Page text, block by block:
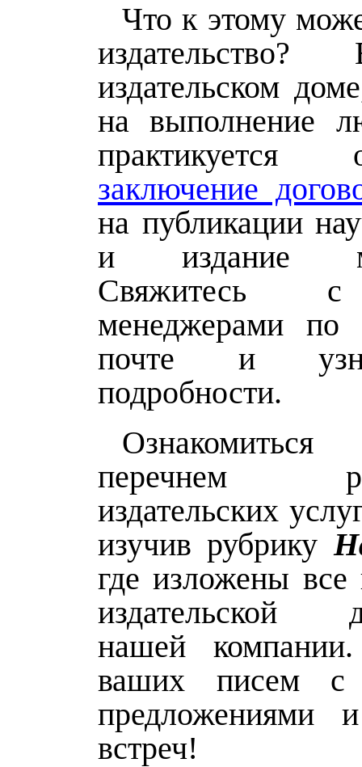
Что к этому
издательском
на выполнение
практикуется
заключение
на публикации
и издание
Свяжитесь
менеджерами по
почте и
подробности.
перечнем
издательских
изучив рубрику
где изложены все
издательской
нашей
ваших писем с
предложениями
встреч!